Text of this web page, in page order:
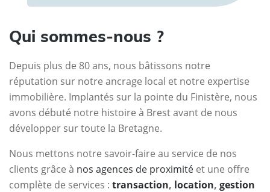
Qui sommes-nous ?
Depuis plus de 80 ans, nous bâtissons notre
réputation sur notre ancrage local et notre expertise
immobilière. Implantés sur la pointe du Finistère, nous
avons débuté notre histoire à Brest avant de nous
développer sur toute la Bretagne.
Nous mettons notre savoir-faire au service de nos
clients grâce à nos agences de proximité et une offre
complète de services : transaction, location, gestion